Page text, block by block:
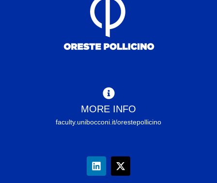
MORE INFO
faculty.unibocconi.it/orestepollicino